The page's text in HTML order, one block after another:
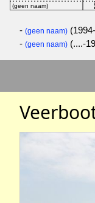
- (geen naam)
- (geen naam) (....-